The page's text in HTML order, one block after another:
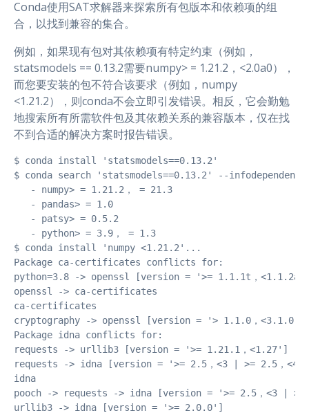
Conda使用SAT求解器来探索所有包版本和依赖项的组
合，以找到兼容的集合。
例如，如果现有包对其依赖项有特定约束（例如，
statsmodels == 0.13.2需要numpy> = 1.21.2，<2.0a0），
而您要安装的包不符合该要求（例如，numpy
<1.21.2），则conda不会立即引发错误。相反，它会勤勉
地搜索所有所需软件包及其依赖关系的兼容版本，仅在找
不到合适的解决方案时报告错误。
$ conda install 'statsmodels==0.13.2'
$ conda search 'statsmodels==0.13.2' --
   - numpy> = 1.21.2， = 21.3
   - pandas> = 1.0
   - patsy> = 0.5.2
   - python> = 3.9， = 1.3
$ conda install 'numpy <1.21.2'...
Package ca-certificates conflicts for:
python=3.8 -> openssl [version = '>= 1.1.1t，
openssl -> ca-certificates
ca-certificates
cryptography -> openssl [version = '> 1.1.0，
Package idna conflicts for:
requests -> urllib3 [version = '>= 1.21.1，<1.27'] -
requests -> idna [version = '>= 2.5，<3 | >= 2.5，<4']
idna
pooch -> requests -> idna [version = '>= 2.5，<3 | >=
urllib3 -> idna [version = '>= 2.0.0']